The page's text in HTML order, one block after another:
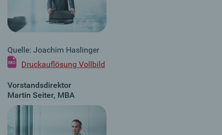
Quelle: Joachim Haslinger
Druckauflösung Vollbild
Vorstandsdirektor
Martin Seiter, MBA